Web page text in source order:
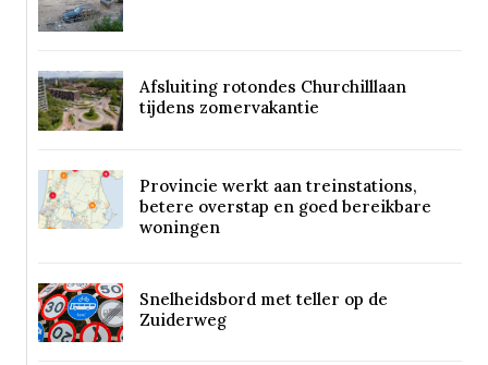
Afsluiting rotondes Churchilllaan
tijdens zomervakantie
Provincie werkt aan treinstations,
betere overstap en goed bereikbare
woningen
Snelheidsbord met teller op de
Zuiderweg